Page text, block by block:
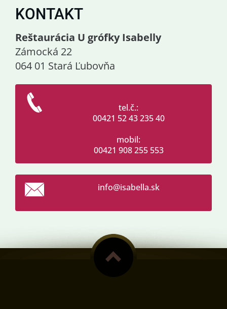
KONTAKT
Reštaurácia U grófky Isabelly
Zámocká 22
064 01 Stará Ľubovňa
tel.č.:
00421 52 43 235 40
mobil:
00421 908 255 553
info@isabella.sk